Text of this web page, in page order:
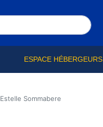
ESPACE HÉBERGEURS
Estelle Sommabere